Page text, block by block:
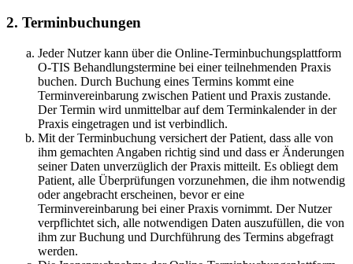
2. Terminbuchungen
Jeder Nutzer kann über die Online-Terminbuchungsplattform
O-TIS Behandlungstermine bei einer teilnehmenden Praxis
buchen. Durch Buchung eines Termins kommt eine
Terminvereinbarung zwischen Patient und Praxis zustande.
Der Termin wird unmittelbar auf dem Terminkalender in der
Praxis eingetragen und ist verbindlich.
Mit der Terminbuchung versichert der Patient, dass alle von
ihm gemachten Angaben richtig sind und dass er Änderungen
seiner Daten unverzüglich der Praxis mitteilt. Es obliegt dem
Patient, alle Überprüfungen vorzunehmen, die ihm notwendig
oder angebracht erscheinen, bevor er eine
Terminvereinbarung bei einer Praxis vornimmt. Der Nutzer
verpflichtet sich, alle notwendigen Daten auszufüllen, die von
ihm zur Buchung und Durchführung des Termins abgefragt
werden.